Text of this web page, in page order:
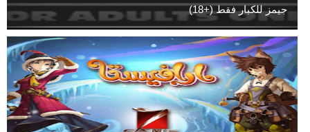
جيمز للكبار فقط (+18)